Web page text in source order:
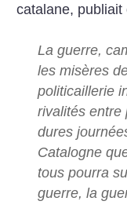
catalane, publiait
La guerre,
les misères
politicaillerie
rivalités entre
dures
Catalogne
tous pourra
guerre, la